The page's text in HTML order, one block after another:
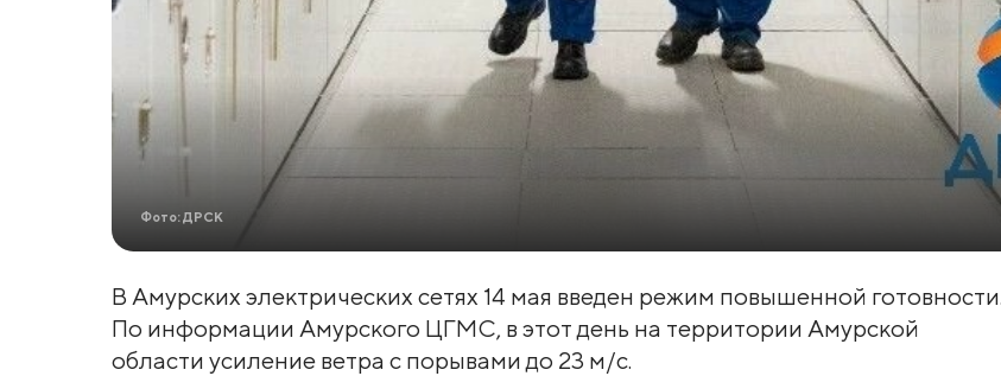
Фото: ДРСК
В Амурских электрических сетях 14 мая введен режим повышенной готовности.
По информации Амурского ЦГМС, в этот день на территории Амурской
области усиление ветра с порывами до 23 м/с.